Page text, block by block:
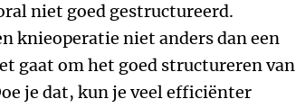
niet goed gestructureerd.
knieoperatie niet anders dan een
gaat om het goed structureren van
je dat, kun je veel efficiënter